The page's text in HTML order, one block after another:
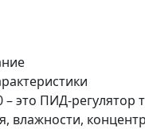
это ПИД-регулятор
влажности,